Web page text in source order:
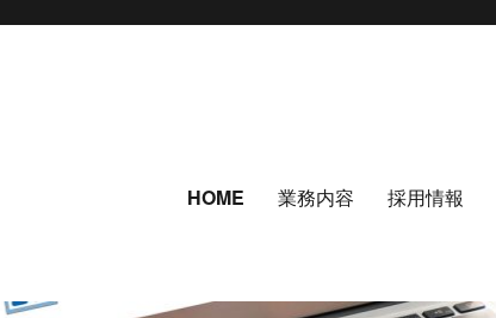
HOME 業務内容 採用情報